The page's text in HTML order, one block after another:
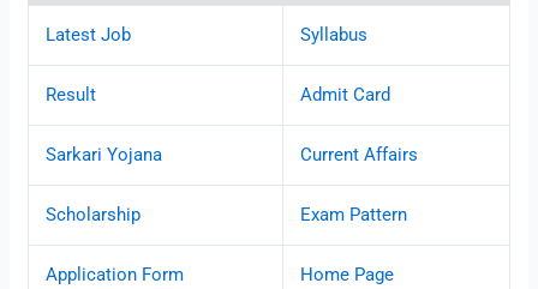
Latest Job Syllabus
Result Admit Card
Sarkari Yojana Current Affairs
Scholarship Exam Pattern
Application Form Home Page